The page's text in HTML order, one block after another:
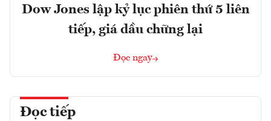
Dow Jones lập kỷ lục phiên thứ 5 liên
tiếp, giá dầu chững lại
Đọc ngay
Đọc tiếp